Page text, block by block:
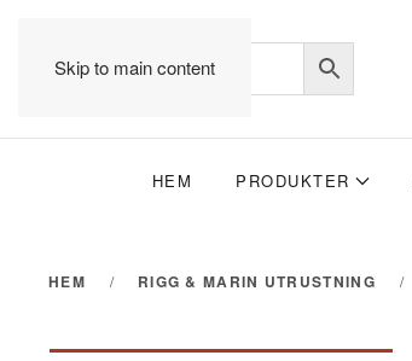
Skip to main content
HEM PRODUKTER
HEM RIGG & MARIN UTRUSTNING